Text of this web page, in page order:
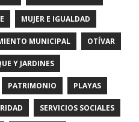
MUJER E IGUALDAD
MUNICIPAL OTÍVAR
Y JARDINES
PATRIMONIO PLAYAS
SERVICIOS SOCIALES